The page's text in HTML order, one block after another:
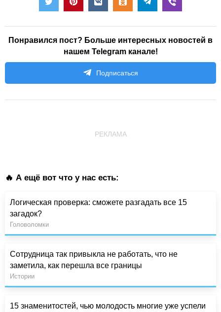
Понравился пост? Больше интересных новостей в
нашем Telegram канале!
Подписаться
РЕКЛАМА
🔥 А ещё вот что у нас есть:
Логическая проверка: сможете разгадать все 15
загадок?
Головоломки
Сотрудница так привыкла не работать, что не
заметила, как перешла все границы
Истории
15 знаменитостей, чью молодость многие уже успели